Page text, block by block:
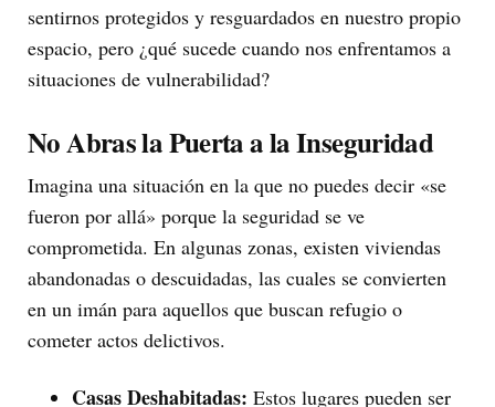
sentirnos protegidos y resguardados en nuestro propio
espacio, pero ¿qué sucede cuando nos enfrentamos a
situaciones de vulnerabilidad?
No Abras la Puerta a la Inseguridad
Imagina una situación en la que no puedes decir «se
fueron por allá» porque la seguridad se ve
comprometida. En algunas zonas, existen viviendas
abandonadas o descuidadas, las cuales se convierten
en un imán para aquellos que buscan refugio o
cometer actos delictivos.
Casas Deshabitadas: Estos lugares pueden ser